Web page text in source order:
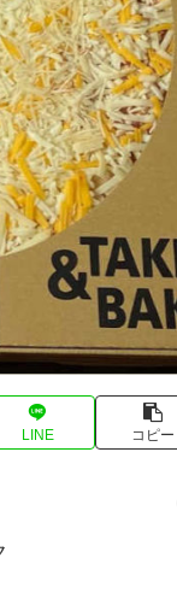
LINE コピー